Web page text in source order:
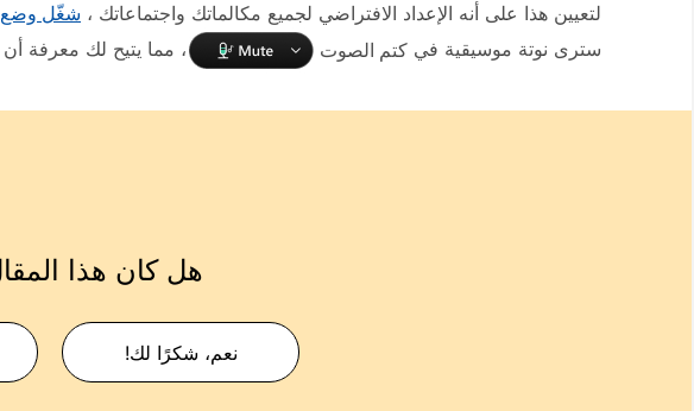
لتعيين هذا على أنه الإعداد الافتراضي لجميع مكالماتك واجتماعاتك ، شغّل وضع
سترى نوتة موسيقية في كتم الصوت ، مما يتيح لك معرفة
هل كان هذا
نعم، شكرًا لك!